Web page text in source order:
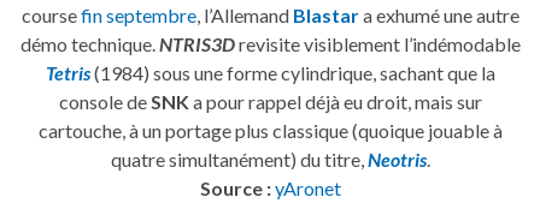
coursefin septembre, l’Allemand Blastara exhumé une autre
démo technique.NTRIS3Drevisite visiblement l’indémodable
Tetris(1984) sous une forme cylindrique, sachant que la
console deSNK a pour rappel déjà eu droit, mais sur
cartouche, à un portage plus classique (quoique jouable à
quatre simultanément) du titre,Neotris.
Source :yAronet